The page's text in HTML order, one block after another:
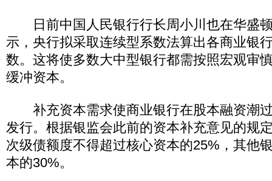
日前中国人民银行行长周小川也在华盛
示，央行拟采取连续型系数法算出各商业银
数。这将使多数大中型银行都需按照宏观审
缓冲资本。
补充资本需求使商业银行在股本融资潮
发行。根据银监会此前的资本补充意见的规
次级债额度不得超过核心资本的25%，其他
本的30%。